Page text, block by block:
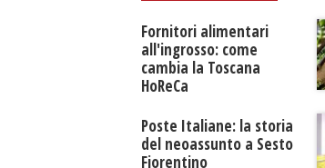
Fornitori alimentari
all'ingrosso: come
cambia la Toscana
HoReCa
Poste Italiane: la storia
del neoassunto a Sesto
Fiorentino